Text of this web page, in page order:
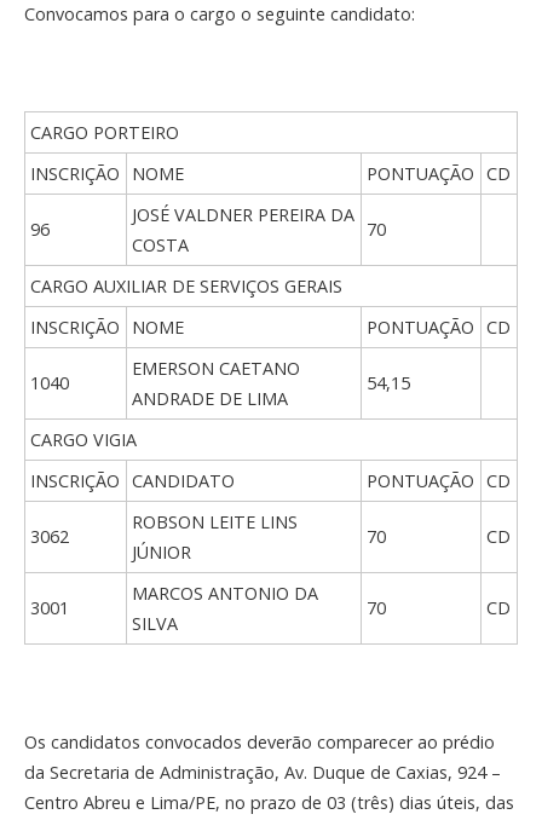
Convocamos para o cargo o seguinte candidato:
CARGO PORTEIRO
INSCRIÇÃO
NOME PONTUAÇÃO CD
96
JOSÉ VALDNER PEREIRA DA
COSTA
70
CARGO AUXILIAR DE SERVIÇOS GERAIS
INSCRIÇÃO
NOME PONTUAÇÃO CD
1040
EMERSON CAETANO
ANDRADE DE LIMA
54,15
CARGO VIGIA
INSCRIÇÃO CANDIDATO PONTUAÇÃO CD
3062
ROBSON LEITE LINS
JÚNIOR
70 CD
3001
MARCOS ANTONIO DA
SILVA
70 CD
Os candidatos convocados deverão comparecer ao prédio
da Secretaria de Administração, Av. Duque de Caxias, 924 –
Centro Abreu e Lima/PE, no prazo de 03 (três) dias úteis, das